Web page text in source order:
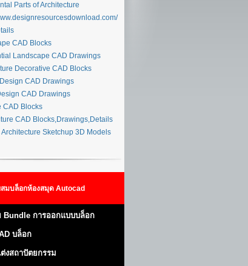
Parts of Architecture
CAD Blocks
Landscape CAD Drawings
Decorative CAD Blocks
CAD Drawings
CAD Drawings
Blocks
CAD Blocks,Drawings,Details
Sketchup 3D Models
มบล็อกห้องสมุด Autocad
Bundle การออกแบบบล็อก
บล็อก
งสถาปัตยกรรม